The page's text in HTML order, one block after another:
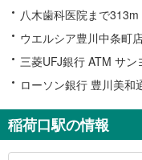
八木歯科医院まで
ウエルシア豊川中条町
三菱UFJ銀行 ATM サ
ローソン銀行 豊川美
稲荷口駅の情報